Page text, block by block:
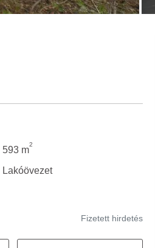
593 m
2
Lakóövezet
Fizetett hirdetés